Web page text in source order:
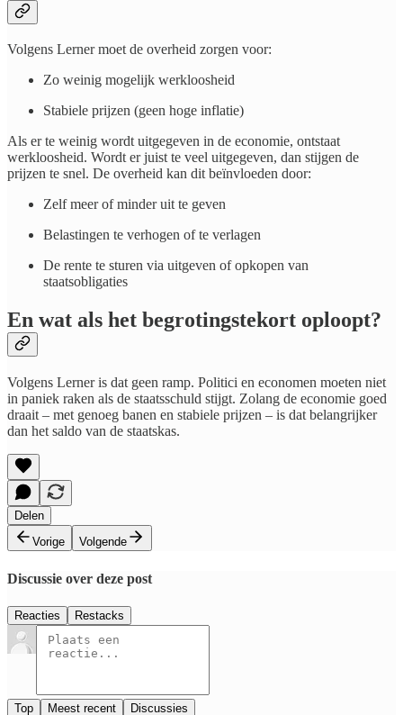
Volgens Lerner moet de overheid zorgen voor:​
Zo weinig mogelijk werkloosheid
Stabiele prijzen (geen hoge inflatie)
​Als er te weinig wordt uitgegeven in de economie, ontstaat
werkloosheid. Wordt er juist te veel uitgegeven, dan stijgen de
prijzen te snel. De overheid kan dit beïnvloeden door:
Zelf meer of minder uit te geven
Belastingen te verhogen of te verlagen
De rente te sturen via uitgeven of opkopen van
staatsobligaties
​En wat als het begrotingstekort oploopt?
Volgens Lerner is dat geen ramp. Politici en economen moeten niet
in paniek raken als de staatsschuld stijgt. Zolang de economie goed
draait – met genoeg banen en stabiele prijzen – is dat belangrijker
dan het saldo van de staatskas.
Delen
Vorige
Volgende
Discussie over deze post
Reacties Restacks
Top Meest recent Discussies